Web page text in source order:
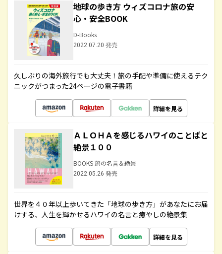
地球の歩き方 ウィズコロナ旅の安
心・安全BOOK
D-Books
2022.07.20 発売
久しぶりの海外旅行でも大丈夫！旅の手配や準備に使えるテク
ニックがつまった24ページの電子書籍
詳細を見る
ＡＬＯＨＡを感じるハワイのことばと
絶景１００
BOOKS 旅の名言＆絶景
2022.05.26 発売
世界を４０年以上歩いてきた「地球の歩き方」があなたにお届
けする、人生を輝かせるハワイの名言と癒やしの絶景集
詳細を見る